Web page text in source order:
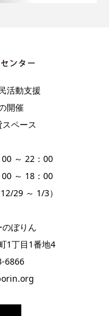
活動支援
開催
ペース
～ 22：00
18：00
29 ～ 1/3）
ぼりん
1丁目1番地4
6866